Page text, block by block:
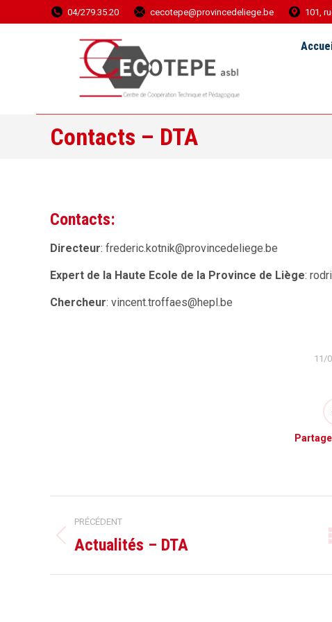
04/279.35.20 cecotepe@provincedeliege.be 101,
Contacts – DTA
Contacts:
Directeur: frederic.kotnik@provincedeliege.be
Expert de la Haute Ecole de la Province de Liège:
Chercheur: vincent.troffaes@hepl.be
11/
Navigation
de
PRÉCÉDENT
Onglet
Actualités – DTA